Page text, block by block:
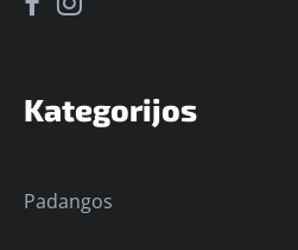
Kategorijos
Padangos